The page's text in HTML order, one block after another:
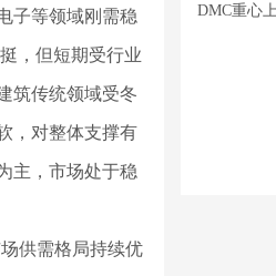
子等领域刚需稳
，但短期受行业
筑传统领域受冬
，对整体支撑有
主，市场处于稳
供需格局持续优
DMC重心